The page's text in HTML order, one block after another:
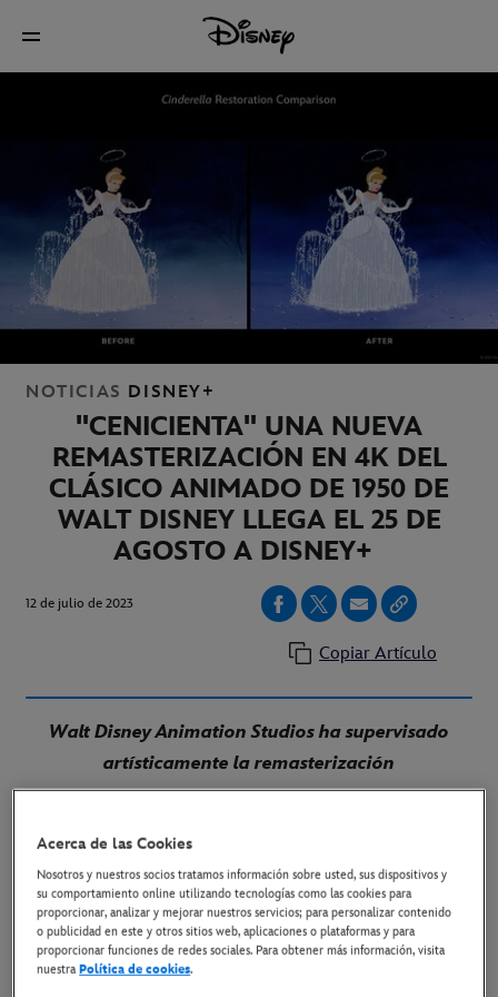
NOTICIAS DISNEY+
"CENICIENTA" UNA NUEVA
REMASTERIZACIÓN EN 4K DEL
CLÁSICO ANIMADO DE 1950 DE
WALT DISNEY LLEGA EL 25 DE
AGOSTO A DISNEY+
12 de julio de 2023
Copiar Artículo
Walt Disney Animation Studios ha supervisado
artísticamente la remasterización
remasterización de "
de Walt Disney de 1950, llega el 25 de agosto, durante
la semana de las Princesas, como parte del homenaje
centenario a Walt Disney Animation Studios y la
celebración de Disney100. Esta nueva remasterización
Acerca de las Cookies
Nosotros y nuestros socios tratamos información sobre usted, sus dispositivos y
su comportamiento online utilizando tecnologías como las cookies para
proporcionar, analizar y mejorar nuestros servicios; para personalizar contenido
o publicidad en este y otros sitios web, aplicaciones o plataformas y para
proporcionar funciones de redes sociales. Para obtener más información, visita
nuestraPolítica de cookies.